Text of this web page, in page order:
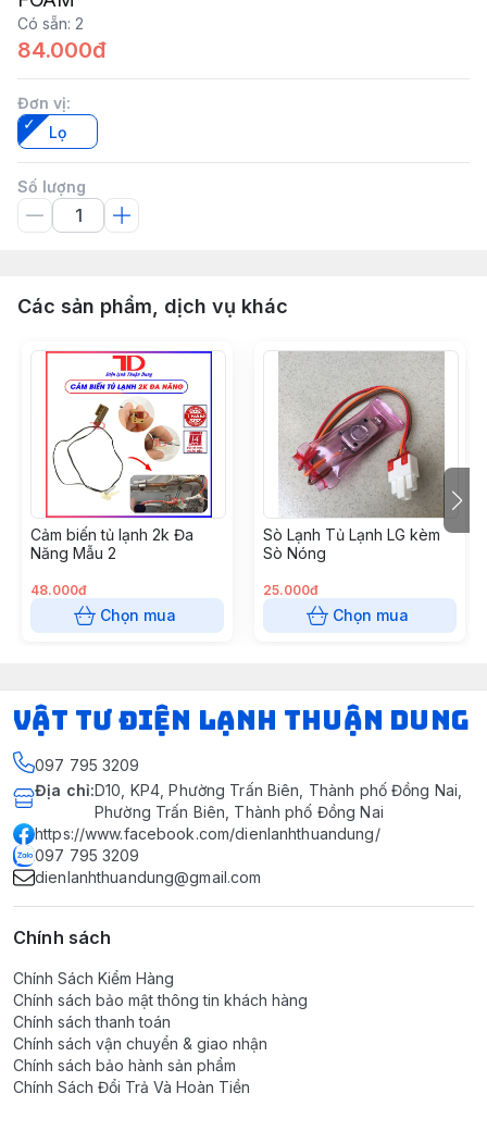
Có sẵn: 2
84.000đ
Đơn vị:
Lọ
Số lượng
Các sản phẩm, dịch vụ khác
Cảm biến tủ lạnh 2k Đa
Năng Mẫu 2
48.000đ
Chọn mua
Sò Lạnh Tủ Lạnh LG kèm
Sò Nóng
25.000đ
Chọn mua
VẬT TƯ ĐIỆN LẠNH THUẬN DUNG
097 795 3209
Địa chỉ:D10, KP4, Phường Trấn Biên, Thành phố Đồng Nai,
Phường Trấn Biên, Thành phố Đồng Nai
https://www.facebook.com/dienlanhthuandung/
097 795 3209
dienlanhthuandung@gmail.com
Chính sách
Chính Sách Kiểm Hàng
Chính sách bảo mật thông tin khách hàng
Chính sách thanh toán
Chính sách vận chuyển & giao nhận
Chính sách bảo hành sản phẩm
Chính Sách Đổi Trả Và Hoàn Tiền